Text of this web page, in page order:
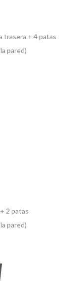
trasera + 4 patas
pared)
2 patas
pared)